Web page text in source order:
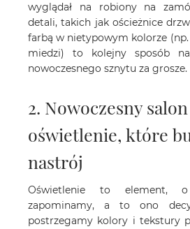
wyglądał na robiony na
detali, takich jak ościeżnice
farbą w nietypowym kolorze
miedzi) to kolejny sposób
nowoczesnego sznytu za grosze.
2. Nowoczesny
oświetlenie, które
nastrój
Oświetlenie to element,
zapominamy, a to ono
postrzegamy kolory i tekstury